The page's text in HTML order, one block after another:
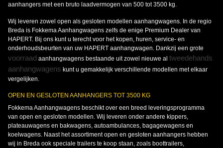
aanhangers met een bruto laadvermogen van 500 tot 3500 kg.
Wij leveren zowel open als gesloten modellen aanhangwagens. In de regio
Breda is Fokkema Aanhangwagens zelfs de enige Premium Dealer van
HAPERT. Bij ons kunt u terecht voor het kopen, huren, service- en
onderhoudsbeurten van uw HAPERT aanhangwagen. Dankzij een grote
voorraad aanhangwagens bestaande uit zowel nieuwe al tweedehands
aanhangwagens kunt u gemakkelijk verschillende modellen met elkaar
vergelijken.
OPEN EN GESLOTEN AANHANGERS TOT 3500 KG
Fokkema Aanhangwagens beschikt over een breed leveringsprogramma
van open en gesloten modellen. Wij leveren onder andere kippers,
plateauwagens en bakwagens, autoambulances, bagagewagens en
koelwagens. Naast het assortiment open en gesloten aanhangers hebben
wij in Breda ook speciale trailers te koop staan, zoals boottrailers,